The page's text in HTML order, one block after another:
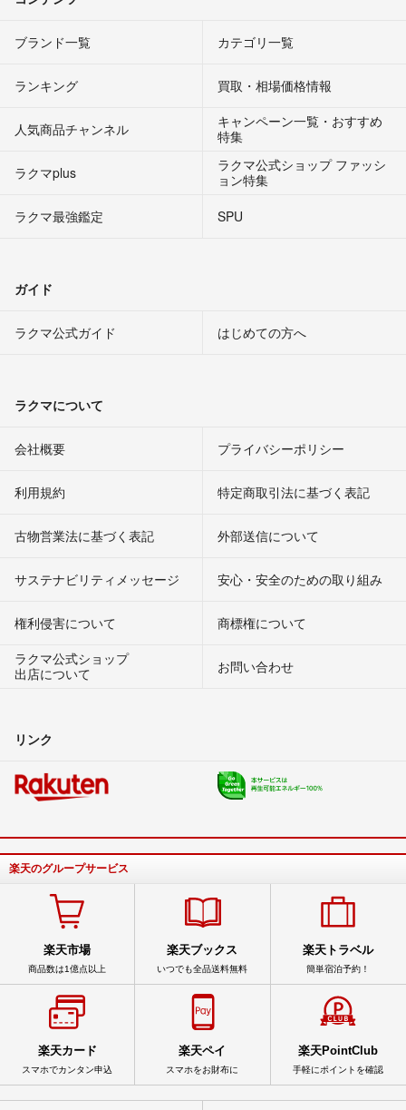
ブランド一覧 カテゴリ一覧
ランキング 買取・相場価格情報
人気商品チャンネル
キャンペーン一覧・おすすめ
特集
ラクマplus
ラクマ公式ショップ ファッシ
ョン特集
ラクマ最強鑑定
SPU
ガイド
ラクマ公式ガイド はじめての方へ
ラクマについて
会社概要 プライバシーポリシー
利用規約 特定商取引法に基づく表記
古物営業法に基づく表記 外部送信について
サステナビリティメッセージ 安心・安全のための取り組み
権利侵害について
商標権について
ラクマ公式ショップ
出店について
お問い合わせ
リンク
楽天のグループサービス
楽天市場
商品数は1億点以上
楽天ブックス
いつでも全品送料無料
楽天トラベル
簡単宿泊予約！
楽天カード
スマホでカンタン申込
楽天ペイ
スマホをお財布に
楽天PointClub
手軽にポイントを確認